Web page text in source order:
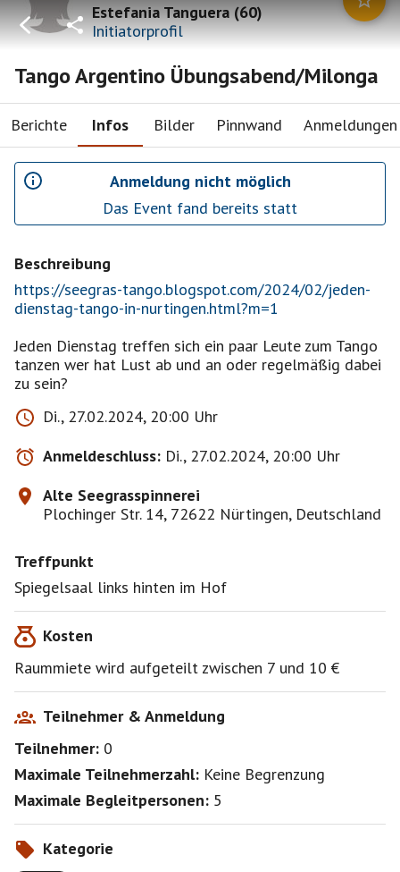
Estefania Tanguera(60)
Initiatorprofil
Tango Argentino Übungsabend/Milonga
Berichte Infos Bilder Pinnwand Anmeldungen
Anmeldung nicht möglich
Das Event fand bereits statt
Beschreibung
https://seegras-tango.blogspot.com/2024/02/jeden-
dienstag-tango-in-nurtingen.html?m=1
Jeden Dienstag treffen sich ein paar Leute zum Tango
tanzen wer hat Lust ab und an oder regelmäßig dabei
zu sein?
Di., 27.02.2024, 20:00 Uhr
Anmeldeschluss: Di., 27.02.2024, 20:00 Uhr
Alte Seegrasspinnerei
Plochinger Str. 14, 72622 Nürtingen, Deutschland
Treffpunkt
Spiegelsaal links hinten im Hof
Kosten
Raummiete wird aufgeteilt zwischen 7 und 10 €
Teilnehmer & Anmeldung
Teilnehmer: 0
Maximale Teilnehmerzahl: Keine Begrenzung
Maximale Begleitpersonen: 5
Kategorie